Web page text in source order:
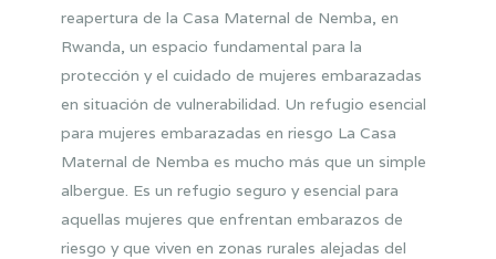
reapertura de la Casa Maternal de Nemba, en
Rwanda, un espacio fundamental para la
protección y el cuidado de mujeres embarazadas
en situación de vulnerabilidad. Un refugio esencial
para mujeres embarazadas en riesgo La Casa
Maternal de Nemba es mucho más que un simple
albergue. Es un refugio seguro y esencial para
aquellas mujeres que enfrentan embarazos de
riesgo y que viven en zonas rurales alejadas del